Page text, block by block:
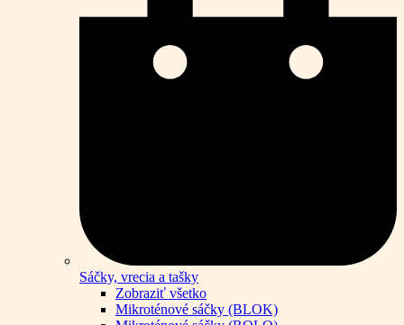
Sáčky, vrecia a tašky
Zobraziť všetko
Mikroténové sáčky (BLOK)